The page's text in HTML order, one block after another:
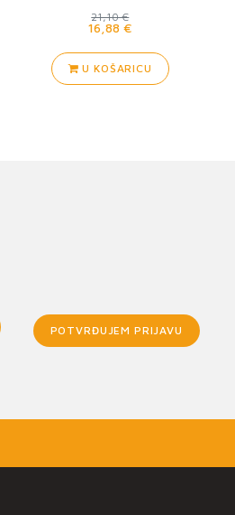
21,10 €
16,88 €
U KOŠARICU
POTVRĐUJEM PRIJAVU